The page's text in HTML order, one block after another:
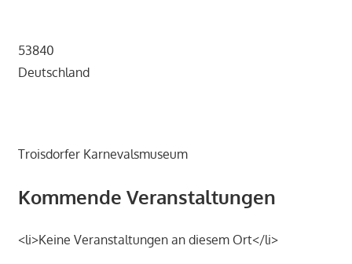
53840
Deutschland
Troisdorfer Karnevalsmuseum
Kommende Veranstaltungen
<li>Keine Veranstaltungen an diesem Ort</li>